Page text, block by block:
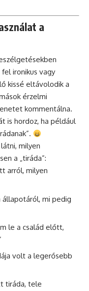
a
ironikus vagy
kissé eltávolodik a
érzelmi
kommentálna.
is hordoz, ha például
milyen
a „tiráda”:
arról, milyen
állapotáról, mi pedig
le a család előtt,
volt a legerősebb
tiráda, tele